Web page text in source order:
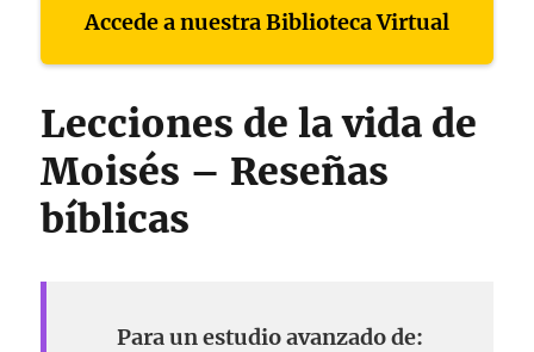
Accede a nuestra Biblioteca Virtual
Lecciones de la vida de
Moisés – Reseñas
bíblicas
Para un estudio avanzado de: